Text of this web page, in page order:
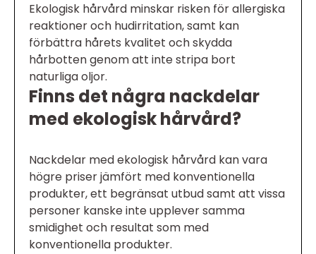
Ekologisk hårvård minskar risken för allergiska
reaktioner och hudirritation, samt kan
förbättra hårets kvalitet och skydda
hårbotten genom att inte stripa bort
naturliga oljor.
Finns det några nackdelar
med ekologisk hårvård?
Nackdelar med ekologisk hårvård kan vara
högre priser jämfört med konventionella
produkter, ett begränsat utbud samt att vissa
personer kanske inte upplever samma
smidighet och resultat som med
konventionella produkter.